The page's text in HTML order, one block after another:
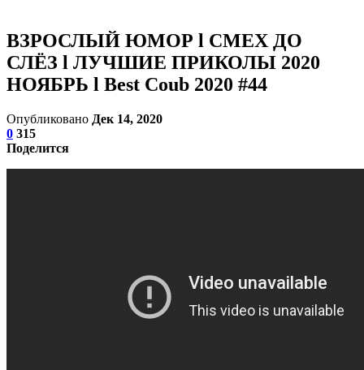
ВЗРОСЛЫЙ ЮМОР l СМЕХ ДО
СЛЁЗ l ЛУЧШИЕ ПРИКОЛЫ 2020
НОЯБРЬ l Best Coub 2020 #44
Опубликовано Дек 14, 2020
0 315
Поделится